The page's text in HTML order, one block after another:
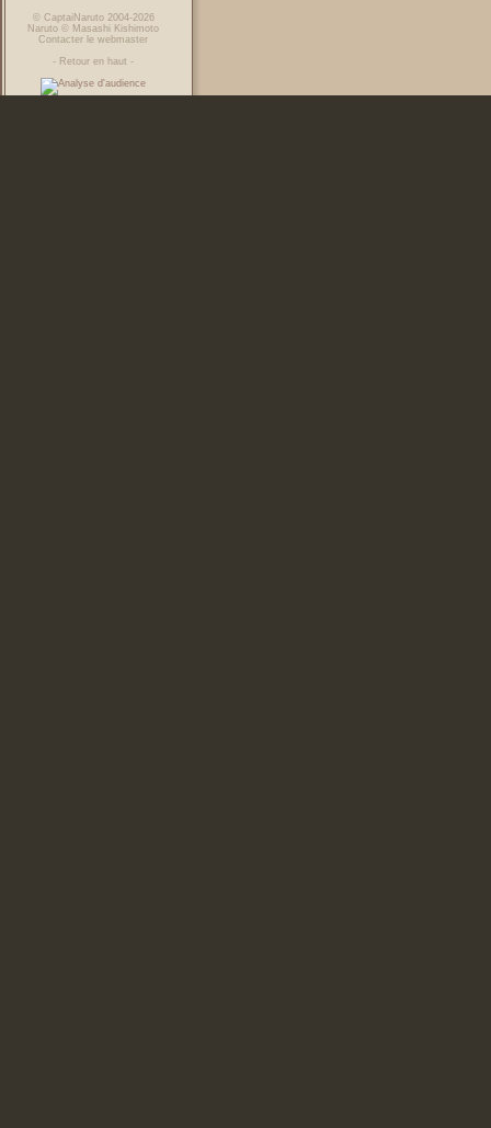
© CaptaiNaruto2004-2026
Naruto © Masashi Kishimoto
Contacter le webmaster
- Retour en haut -